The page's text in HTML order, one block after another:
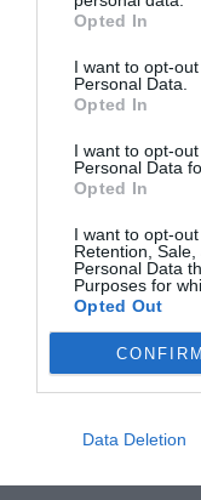
Opted In
I want to opt-
Personal Data.
Opted In
I want to opt-
Personal Data
Opted In
I want to opt-
Retention,
Personal Data
Purposes for
Opted Out
CONFIRM
Data Deletion
Τόμοι/Τεύχη
Ευρετήριο όρων
Σύνδεσμοι
Επικοινωνία